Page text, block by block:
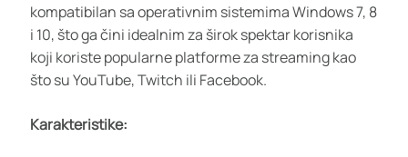
kompatibilan sa operativnim sistemima Windows 7, 8
i 10, što ga čini idealnim za širok spektar korisnika
koji koriste popularne platforme za streaming kao
što su YouTube, Twitch ili Facebook.
Karakteristike: